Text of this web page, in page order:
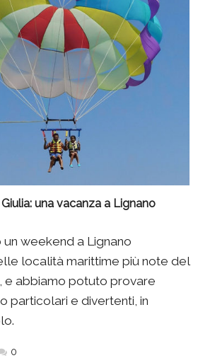
una vacanza a Lignano
weekend a Lignano
località marittime più note del
e abbiamo potuto provare
particolari e divertenti, in
0